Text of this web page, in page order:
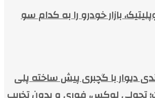
بازار خودرو را به کدام سو
دیوار با گچبری پیش ساخته پلی